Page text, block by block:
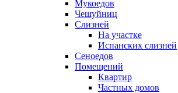
Мукоедов
Чешуйниц
Слизней
На участке
Испанских слизней
Сеноедов
Помещений
Квартир
Частных домов